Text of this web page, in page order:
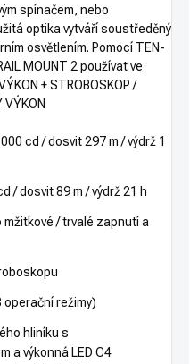
spínačem, nebo
optika vytváří soustředěný
osvětlením. Pomocí TEN-
MOUNT 2 používat ve
+ STROBOSKOP /
VÝKON
cd / dosvit 297 m / výdrž 1
/ dosvit 89 m / výdrž 21 h
mžitkové / trvalé zapnutí a
režimy)
hliníku s
a výkonná LED C4